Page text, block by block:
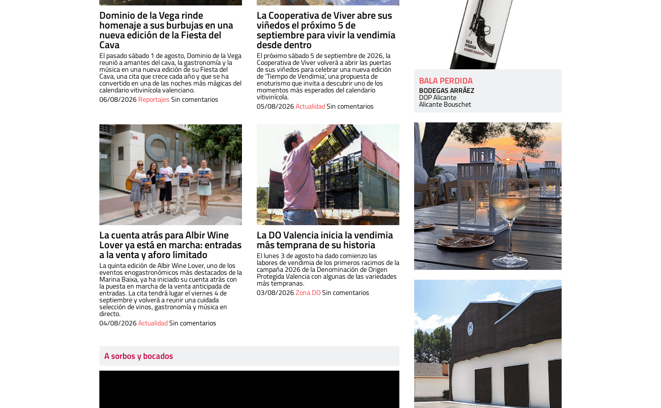
Dominio de la Vega rinde
homenaje a sus burbujas en una
nueva edición de la Fiesta del
Cava
El pasado sábado 1 de agosto, Dominio de la Vega
reunió a amantes del cava, la gastronomía y la
música en una nueva edición de su Fiesta del
Cava, una cita que crece cada año y que se ha
convertido en una de las noches más mágicas del
calendario vitivinícola valenciano.
06/08/2026ReportajesSin comentarios
La Cooperativa de Viver abre sus
viñedos el próximo 5 de
septiembre para vivir la vendimia
desde dentro
El próximo sábado 5 de septiembre de 2026, la
Cooperativa de Viver volverá a abrir las puertas
de sus viñedos para celebrar una nueva edición
de ‘Tiempo de Vendimia’, una propuesta de
enoturismo que invita a descubrir uno de los
momentos más esperados del calendario
vitivinícola.
05/08/2026ActualidadSin comentarios
La cuenta atrás para Albir Wine
Lover ya está en marcha: entradas
a la venta y aforo limitado
La quinta edición de Albir Wine Lover, uno de los
eventos enogastronómicos más destacados de la
Marina Baixa, ya ha iniciado su cuenta atrás con
la puesta en marcha de la venta anticipada de
entradas. La cita tendrá lugar el viernes 4 de
septiembre y volverá a reunir una cuidada
selección de vinos, gastronomía y música en
directo.
04/08/2026ActualidadSin comentarios
La DO Valencia inicia la vendimia
más temprana de su historia
El lunes 3 de agosto ha dado comienzo las
labores de vendimia de los primeros racimos de la
campaña 2026 de la Denominación de Origen
Protegida Valencia con algunas de las variedades
más tempranas.
03/08/2026Zona DOSin comentarios
A sorbos y bocados
BALA PERDIDA
BODEGAS ARRÁEZ
DOP Alicante
Alicante Bouschet